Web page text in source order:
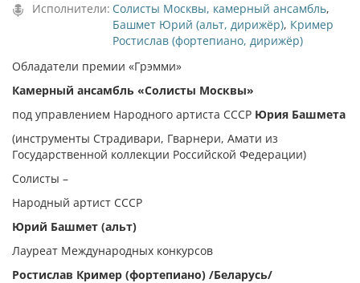
Исполнители: Солисты Москвы, камерный ансамбль,
Башмет Юрий (альт, дирижёр), Кример
Ростислав (фортепиано, дирижёр)
Обладатели премии «Грэмми»
Камерный ансамбль «Солисты Москвы»
под управлением Народного артиста СССР Юрия Башмета
(инструменты Страдивари, Гварнери, Амати из
Государственной коллекции Российской Федерации)
Солисты –
Народный артист СССР
Юрий Башмет (альт)
Лауреат Международных конкурсов
Ростислав Кример (фортепиано) /Беларусь/